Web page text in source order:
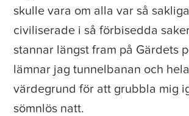
skulle vara om alla var så
civiliserade i så förbisedda
stannar längst fram på Gärdets
lämnar jag tunnelbanan och
värdegrund för att grubbla mig
sömnlös natt.